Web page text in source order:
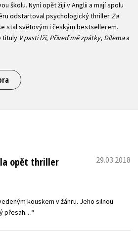
školu. Nyní opět žijí v Anglii a mají spolu
odstartoval psychologický thrillerZa
stal světovým i českým bestsellerem.
tituly V pasti lží, Přiveď mě zpátky, Dilemaa
opět thriller
29.03.2018
kouskem v žánru. Jeho silnou
přesah…“